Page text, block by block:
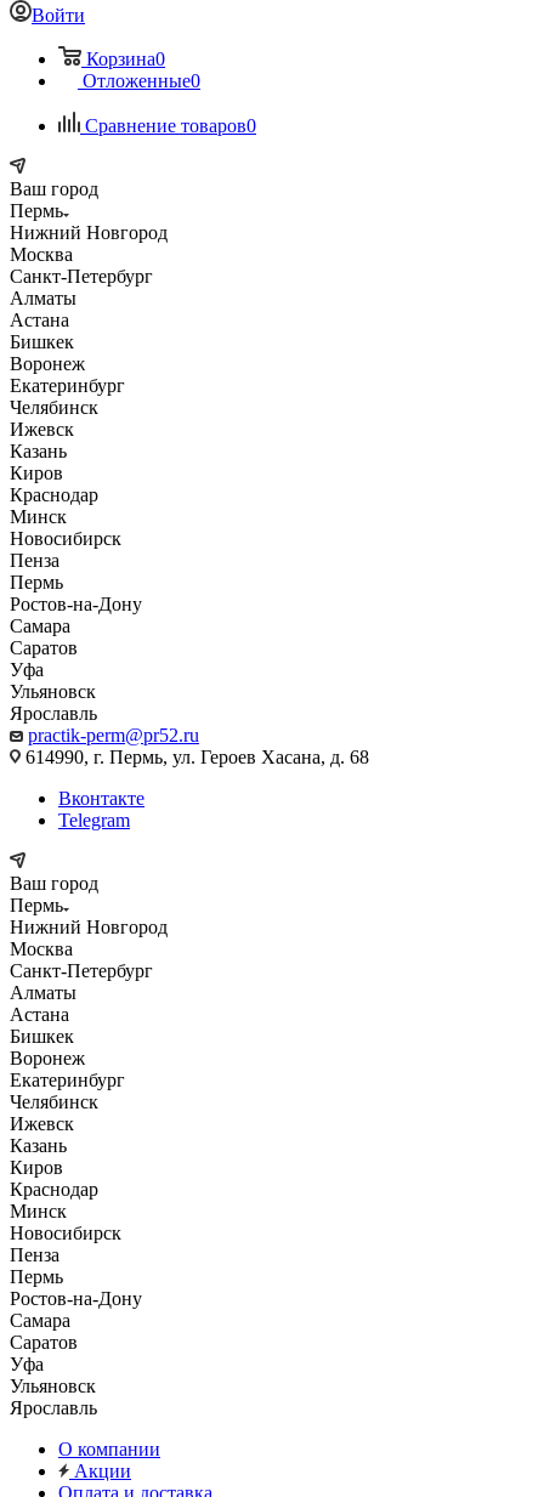
Войти
Корзина0
Отложенные0
Сравнение товаров0
Ваш город
Пермь
Нижний Новгород
Москва
Санкт-Петербург
Алматы
Астана
Бишкек
Воронеж
Екатеринбург
Челябинск
Ижевск
Казань
Киров
Краснодар
Минск
Новосибирск
Пенза
Пермь
Ростов-на-Дону
Самара
Саратов
Уфа
Ульяновск
Ярославль
practik-perm@pr52.ru
614990, г. Пермь, ул. Героев Хасана, д. 68
Вконтакте
Telegram
Ваш город
Пермь
Нижний Новгород
Москва
Санкт-Петербург
Алматы
Астана
Бишкек
Воронеж
Екатеринбург
Челябинск
Ижевск
Казань
Киров
Краснодар
Минск
Новосибирск
Пенза
Пермь
Ростов-на-Дону
Самара
Саратов
Уфа
Ульяновск
Ярославль
О компании
Акции
Оплата и доставка